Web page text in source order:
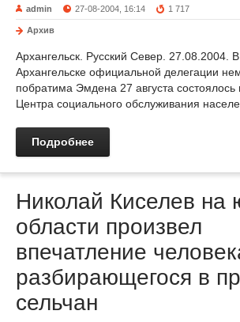
admin 27-08-2004, 16:14 1 717
Архив
Архангельск. Русский Север. 27.08.2004.
Архангельске официальной делегации
побратима Эмдена 27 августа
Центра социального обслуживания
Подробнее
Николай Киселев на
области произвел
впечатление
разбирающегося в
сельчан